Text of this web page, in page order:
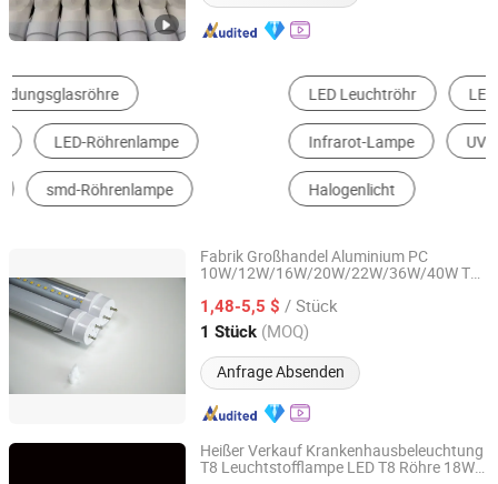
LED Leuchtröhr LED-Streifen Licht
Infrarot-Lampe Quarz
Halogenlicht
Fabrik Großhandel Aluminium PC
10W/12W/16W/20W/22W/36W/40W T8
1,48-5,5 $ / Stück
1 Stück (MOQ)
Anfrage Absenden
Shenzhen ATA Technology Co., Ltd.
Guangdong, China Seit 2016
Heißer Verkauf Krankenhausbeleuchtung
T8 Leuchtstofflampe LED T8 Röhre 18W
Yifeng Devon Lighting Co., Ltd.